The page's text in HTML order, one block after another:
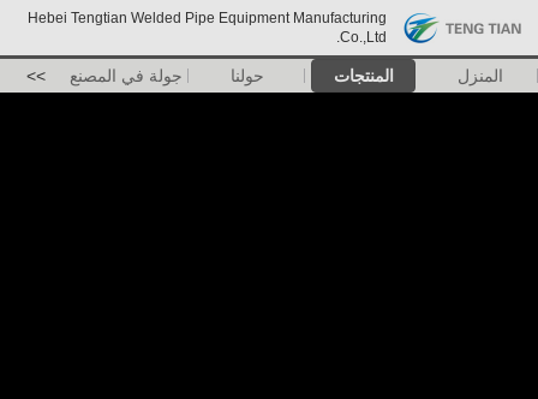
Hebei Tengtian Welded Pipe Equipment Manufacturing
Co.,Ltd.
المنزل المنتجات حولنا جولة في المصنع >>